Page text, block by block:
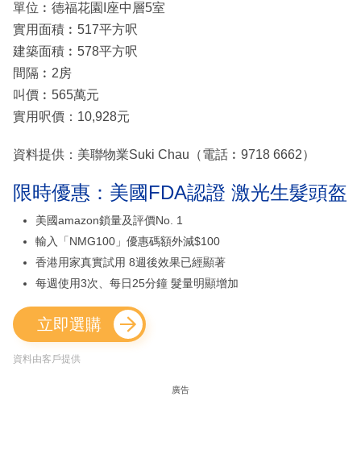
單位︰德福花園I座中層5室
實用面積︰517平方呎
建築面積︰578平方呎
間隔︰2房
叫價︰565萬元
實用呎價：10,928元
資料提供：美聯物業Suki Chau（電話︰9718 6662）
限時優惠：美國FDA認證 激光生髮頭盔
美國amazon鎖量及評價No. 1
輸入「NMG100」優惠碼額外減$100
香港用家真實試用 8週後效果已經顯著
每週使用3次、每日25分鐘 髮量明顯增加
立即選購
資料由客戶提供
廣告